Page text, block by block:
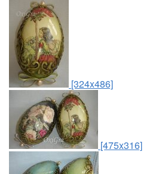
[324x486]
[475x316]